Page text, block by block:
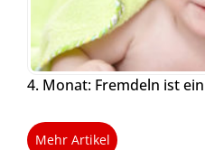
4. Monat: Fremdeln ist
Mehr Artikel